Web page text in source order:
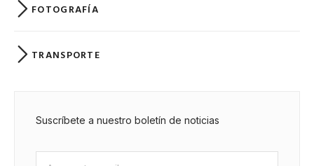
FOTOGRAFÍA
TRANSPORTE
Suscríbete a nuestro boletín de noticias